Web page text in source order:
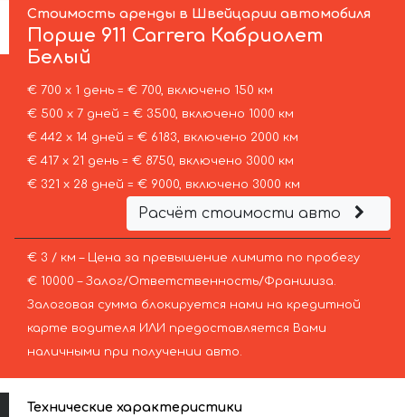
Стоимость аренды в Швейцарии автомобиля
Порше 911 Carrera Кабриолет
Белый
€ 700 х 1 день = € 700, включено 150 км
€ 500 х 7 дней = € 3500, включено 1000 км
€ 442 х 14 дней = € 6183, включено 2000 км
€ 417 х 21 день = € 8750, включено 3000 км
€ 321 х 28 дней = € 9000, включено 3000 км
Расчёт стоимости авто
€ 3 / км – Цена за превышение лимита по пробегу
€ 10000 – Залог/Ответственность/Франшиза.
Залоговая сумма блокируется нами на кредитной
карте водителя ИЛИ предоставляется Вами
наличными при получении авто.
Технические характеристики